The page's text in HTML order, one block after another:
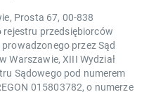
Prosta 67, 00-838
przedsiębiorców
przez Sąd
Warszawie, XIII Wydział
Sądowego pod numerem
015803782, o numerze